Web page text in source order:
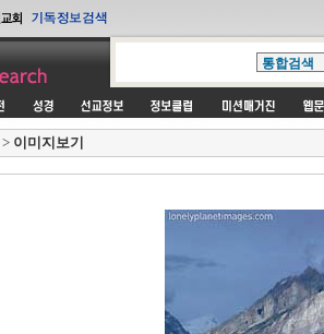
> 이미지보기